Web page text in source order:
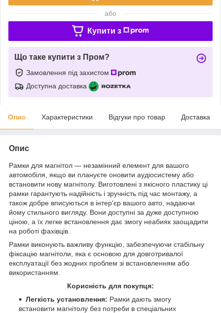
або
Купити з
Що таке купити з Пром?
Замовлення під захистом
Доступна доставка
Опис Характеристики Відгуки про товар Доставка
Опис
Рамки для магнітол — незамінний елемент для вашого
автомобіля, якщо ви плануєте оновити аудіосистему або
встановити нову магнітолу. Виготовлені з якісного пластику ці
рамки гарантують надійність і зручність під час монтажу, а
також добре вписуються в інтер'єр вашого авто, надаючи
йому стильного вигляду. Вони доступні за дуже доступною
ціною, а їх легке встановлення дає змогу неабияк заощадити
на роботі фахівців.
Рамки виконують важливу функцію, забезпечуючи стабільну
фіксацію магнітоли, яка є основою для довготривалої
експлуатації без жодних проблем зі встановленням або
використанням.
Корисність для покупця:
Легкість установлення: Рамки дають змогу
встановити магнітолу без потреби в спеціальних